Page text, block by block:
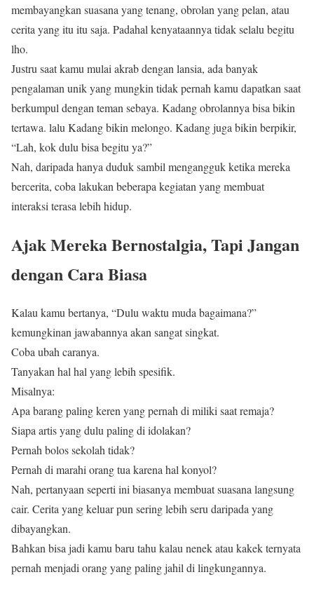
membayangkan suasana yang tenang, obrolan yang pelan, atau
cerita yang itu itu saja. Padahal kenyataannya tidak selalu begitu
lho.
Justru saat kamu mulai akrab dengan lansia, ada banyak
pengalaman unik yang mungkin tidak pernah kamu dapatkan saat
berkumpul dengan teman sebaya. Kadang obrolannya bisa bikin
tertawa. lalu Kadang bikin melongo. Kadang juga bikin berpikir,
“Lah, kok dulu bisa begitu ya?”
Nah, daripada hanya duduk sambil mengangguk ketika mereka
bercerita, coba lakukan beberapa kegiatan yang membuat
interaksi terasa lebih hidup.
Ajak Mereka Bernostalgia, Tapi Jangan
dengan Cara Biasa
Kalau kamu bertanya, “Dulu waktu muda bagaimana?”
kemungkinan jawabannya akan sangat singkat.
Coba ubah caranya.
Tanyakan hal hal yang lebih spesifik.
Misalnya:
Apa barang paling keren yang pernah di miliki saat remaja?
Siapa artis yang dulu paling di idolakan?
Pernah bolos sekolah tidak?
Pernah di marahi orang tua karena hal konyol?
Nah, pertanyaan seperti ini biasanya membuat suasana langsung
cair. Cerita yang keluar pun sering lebih seru daripada yang
dibayangkan.
Bahkan bisa jadi kamu baru tahu kalau nenek atau kakek ternyata
pernah menjadi orang yang paling jahil di lingkungannya.